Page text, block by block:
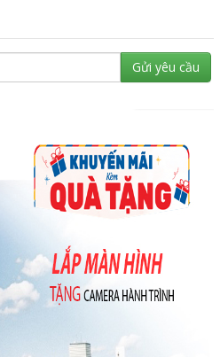
Gửi yêu cầu